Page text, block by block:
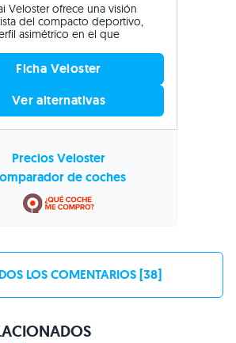
Veloster ofrece una visión
del compacto deportivo,
asimétrico en el que
Ficha Veloster
Ver alternativas
Precios Veloster
de coches
LOS COMENTARIOS [38]